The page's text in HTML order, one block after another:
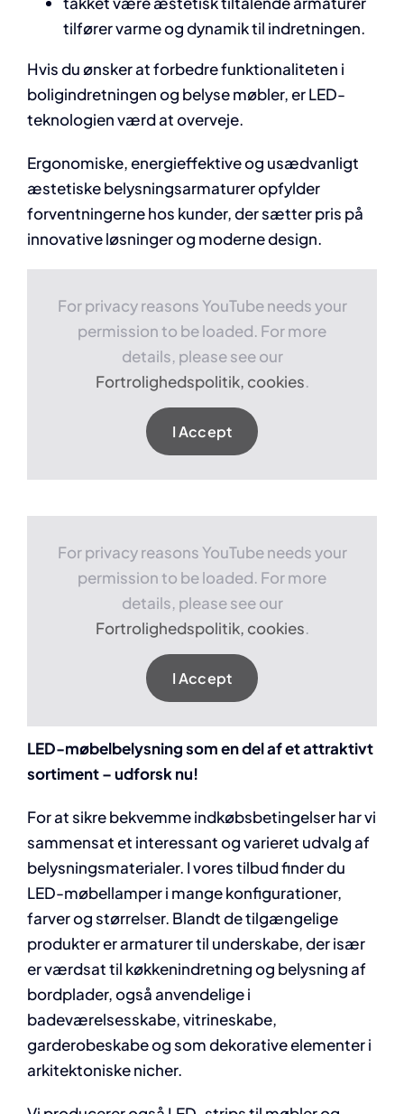
tilfører varme og dynamik til indretningen.
Hvis du ønsker at forbedre funktionaliteten i
boligindretningen og belyse møbler, er LED-
teknologien værd at overveje.
Ergonomiske, energieffektive og usædvanligt
æstetiske belysningsarmaturer opfylder
forventningerne hos kunder, der sætter pris på
innovative løsninger og moderne design.
For privacy reasons YouTube needs your
permission to be loaded. For more
details, please see our
Fortrolighedspolitik, cookies.
I Accept
For privacy reasons YouTube needs your
permission to be loaded. For more
details, please see our
Fortrolighedspolitik, cookies.
I Accept
LED-møbelbelysning som en del af et attraktivt
sortiment – udforsk nu!
For at sikre bekvemme indkøbsbetingelser har vi
sammensat et interessant og varieret udvalg af
belysningsmaterialer. I vores tilbud finder du
LED-møbellamper i mange konfigurationer,
farver og størrelser. Blandt de tilgængelige
produkter er armaturer til underskabe, der især
er værdsat til køkkenindretning og belysning af
bordplader, også anvendelige i
badeværelsesskabe, vitrineskabe,
garderobeskabe og som dekorative elementer i
arkitektoniske nicher.